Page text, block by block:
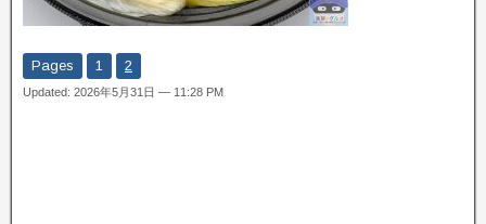
Pages 1 2
Updated: 2026年5月31日 — 11:28 PM